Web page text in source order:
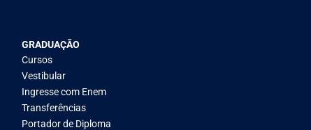
GRADUAÇÃO
Cursos
Vestibular
Ingresse com Enem
Transferências
Portador de Diploma